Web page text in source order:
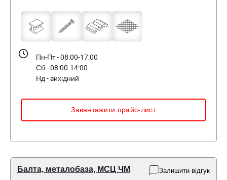
Пн-Пт - 08:00-17:00
Сб - 08:00-14:00
Нд - вихідний
Завантажити прайс-лист
Балта, металобаза, МСЦ ЧМ Залишити відгук